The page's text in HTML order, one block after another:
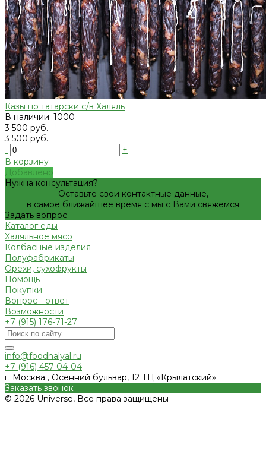
Казы по татарски с/в Халяль
В наличии: 1000
3 500 руб.
3 500 руб.
-
+
В корзину
Добавлено
Нужна консультация?
Оставьте свои контактные данные,
в самое ближайшее время с мы с Вами свяжемся
Задать вопрос
Каталог еды
Халяльное мясо
Колбасные изделия
Полуфабрикаты
Орехи, сухофрукты
Помощь
Покупки
Вопрос - ответ
Возможности
+7 (915) 176-71-27
info@foodhalyal.ru
+7 (916) 457-04-04
г. Москва , Осенний бульвар, 12 ТЦ «Крылатский»
Заказать звонок
© 2026 Universe, Все права защищены